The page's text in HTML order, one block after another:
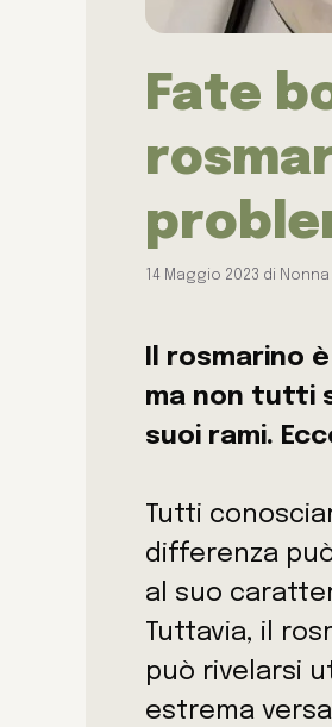
Fate
14 Maggio 2023 di
Il rosmarino
ma non tutti
suoi rami.
Tutti
differenza
al suo
Tuttavia, il
può rivelarsi
estrema